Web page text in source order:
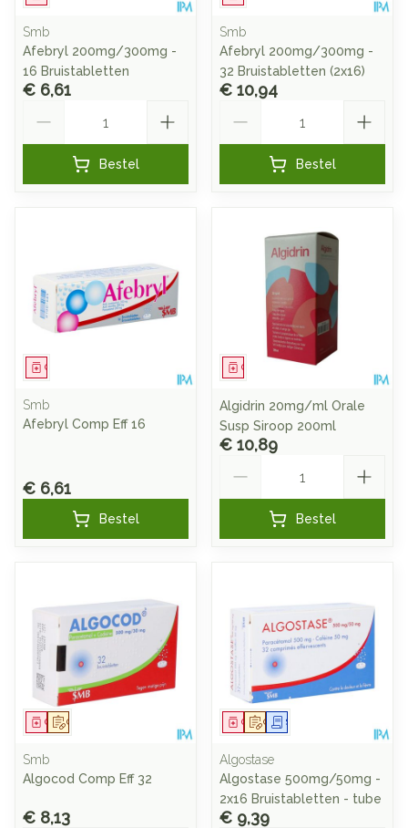
Smb
Afebryl 200mg/300mg -
16 Bruistabletten
€ 6,61
Bestel
Smb
Afebryl 200mg/300mg -
32 Bruistabletten (2x16)
€ 10,94
Bestel
Geneesmiddel
Smb
Afebryl Comp Eff 16
€ 6,61
Bestel
Geneesmiddel
Algidrin 20mg/ml Orale
Susp Siroop 200ml
€ 10,89
Bestel
Op voorschrift
Geneesmiddel
Smb
Algocod Comp Eff 32
€ 8,13
Op voorschrift
GeneesmiddelSchriftelijke aanvraag
Algostase
Algostase 500mg/50mg -
2x16 Bruistabletten - tube
€ 9,39